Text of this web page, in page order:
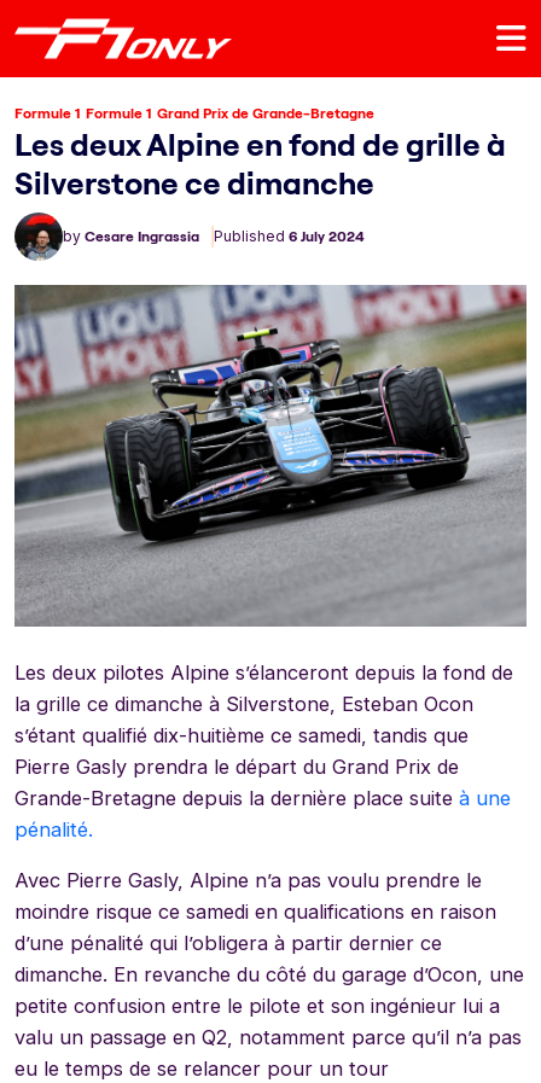
Formule 1 Formule 1 Grand Prix de Grande-Bretagne
Les deux Alpine en fond de grille à
Silverstone ce dimanche
by Cesare Ingrassia Published 6 July 2024
Les deux pilotes Alpine s’élanceront depuis la fond de
la grille ce dimanche à Silverstone, Esteban Ocon
s’étant qualifié dix-huitième ce samedi, tandis que
Pierre Gasly prendra le départ du Grand Prix de
Grande-Bretagne depuis la dernière place suite à une
pénalité.
Avec Pierre Gasly, Alpine n’a pas voulu prendre le
moindre risque ce samedi en qualifications en raison
d’une pénalité qui l’obligera à partir dernier ce
dimanche. En revanche du côté du garage d’Ocon, une
petite confusion entre le pilote et son ingénieur lui a
valu un passage en Q2, notamment parce qu’il n’a pas
eu le temps de se relancer pour un tour